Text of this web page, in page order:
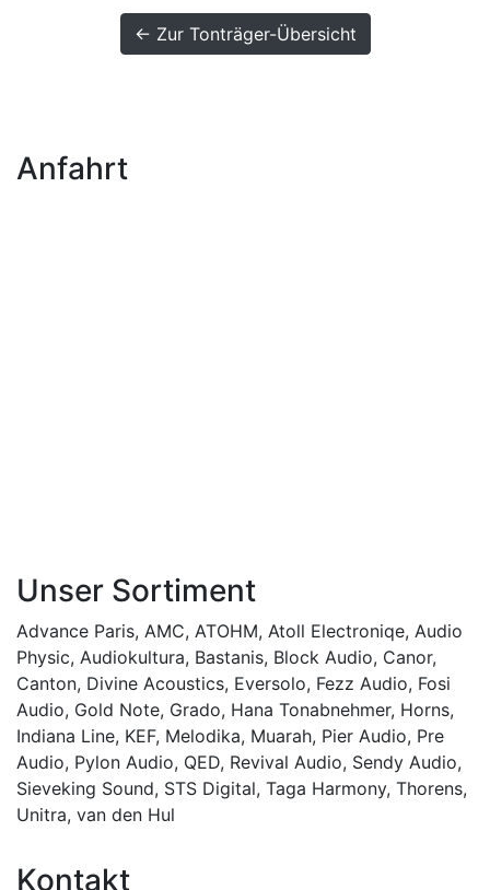
← Zur Tonträger-Übersicht
Anfahrt
Unser Sortiment
Advance Paris, AMC, ATOHM, Atoll Electroniqe, Audio
Physic, Audiokultura, Bastanis, Block Audio, Canor,
Canton, Divine Acoustics, Eversolo, Fezz Audio, Fosi
Audio, Gold Note, Grado, Hana Tonabnehmer, Horns,
Indiana Line, KEF, Melodika, Muarah, Pier Audio, Pre
Audio, Pylon Audio, QED, Revival Audio, Sendy Audio,
Sieveking Sound, STS Digital, Taga Harmony, Thorens,
Unitra, van den Hul
Kontakt